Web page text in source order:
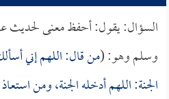
السؤال: يقول: أحفظ معنى لحديث
وسلم وهو: (من قال: اللهم إني
الجنة: اللهم أدخله الجنة، ومن